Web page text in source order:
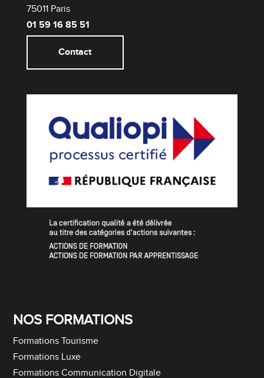
75011 Paris
01 59 16 85 51
Contact
NOS FORMATIONS
Formations Tourisme
Formations Luxe
Formations Communication Digitale